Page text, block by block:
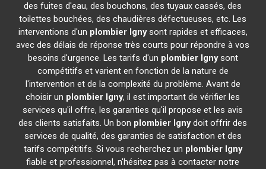
des fuites d'eau, des bouchons, des tuyaux cassés, des
toilettes bouchées, des chaudières défectueuses, etc. Les
interventions d'un plombier Ignysont rapides et efficaces,
avec des délais de réponse très courts pour répondre à vos
besoins d'urgence. Les tarifs d'un plombier Ignysont
compétitifs et varient en fonction de la nature de
l'intervention et de la complexité du problème. Avant de
choisir un plombier Igny, il est important de vérifier les
services qu'il offre, les garanties qu'il propose et les avis
des clients satisfaits. Un bon plombier Ignydoit offrir des
services de qualité, des garanties de satisfaction et des
tarifs compétitifs. Si vous recherchez un plombier Igny
fiable et professionnel, n'hésitez pas à contacter notre